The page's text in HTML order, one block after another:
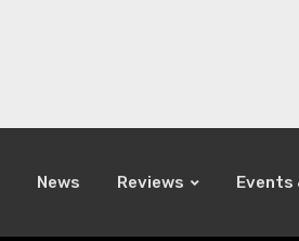
News Reviews Events